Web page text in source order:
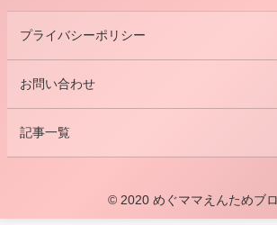
プライバシーポリシー
お問い合わせ
記事一覧
© 2020 めぐママえんためブ